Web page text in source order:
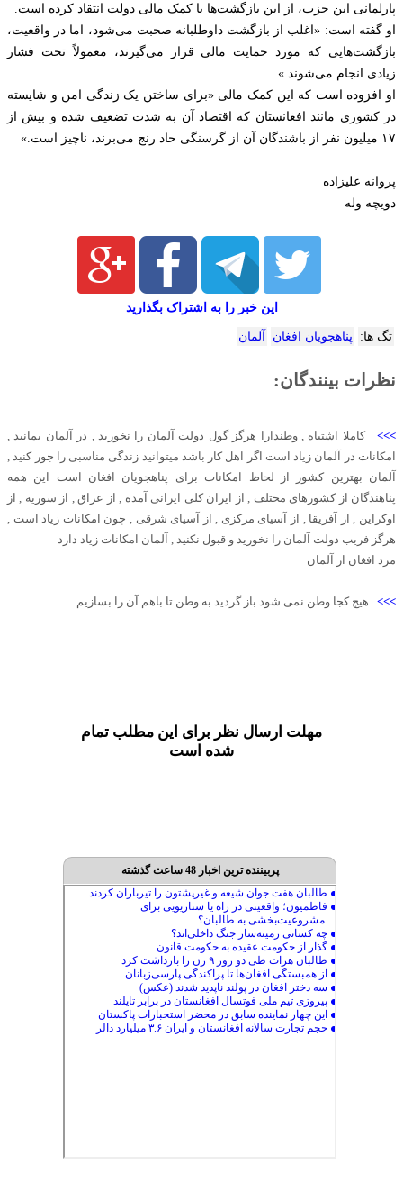
پارلمانی این حزب، از این بازگشت‌ها با کمک مالی دولت انتقاد کرده است.
او گفته است: «اغلب از بازگشت داوطلبانه صحبت می‌شود، اما در واقعیت،
بازگشت‌هایی که مورد حمایت مالی قرار می‌گیرند، معمولاً تحت فشار
زیادی انجام می‌شوند.»
او افزوده است که این کمک مالی «برای ساختن یک زندگی امن و شایسته
در کشوری مانند افغانستان که اقتصاد آن به شدت تضعیف شده و بیش از
۱۷ میلیون نفر از باشندگان آن از گرسنگی حاد رنج می‌برند، ناچیز است.»
پروانه علیزاده
دویچه وله
این خبر را به اشتراک بگذارید
تگ ها: پناهجویان افغان آلمان
نظرات بینندگان:
>>>کاملا اشتباه , وطندارا هرگز گول دولت آلمان را نخورید , در آلمان بمانید ,
امکانات در آلمان زیاد است اگر اهل کار باشد میتوانید زندگی مناسبی را جور کنید ,
آلمان بهترین کشور از لحاظ امکانات برای پناهجویان افغان است این همه
پناهندگان از کشورهای مختلف , از ایران کلی ایرانی آمده , از عراق , از سوریه , از
اوکراین , از آفریقا , از آسیای مرکزی , از آسیای شرقی , چون امکانات زیاد است ,
هرگز فریب دولت آلمان را نخورید و قبول نکنید , آلمان امکانات زیاد دارد
مرد افغان از آلمان
>>> هیچ کجا وطن نمی شود باز گردید به وطن تا باهم آن را بسازیم
مهلت ارسال نظر برای این مطلب تمام
شده است
پربیننده ترین اخبار 48 ساعت گذشته